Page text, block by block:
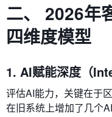
二、 2026年
四维度模型
1. AI赋能深度（
评估AI能力，关键在于
在旧系统上增加了几个